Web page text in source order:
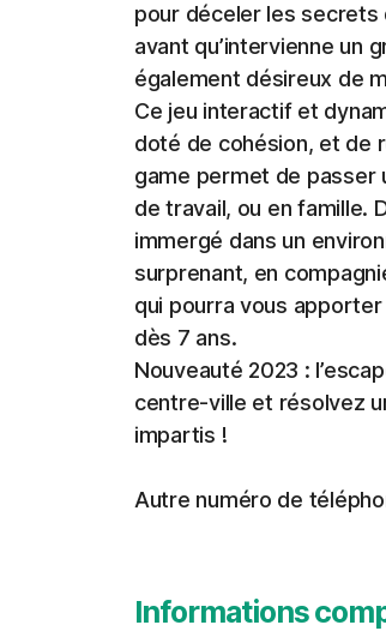
pour déceler les
avant qu’intervienne un
également désireux de
Ce jeu interactif et
doté de cohésion, et de
game permet de passer
de travail, ou en famille.
immergé dans un
surprenant, en
qui pourra vous
dès 7 ans.
Nouveauté 2023 :
centre-ville et résolvez
impartis !
Autre numéro de
Informations